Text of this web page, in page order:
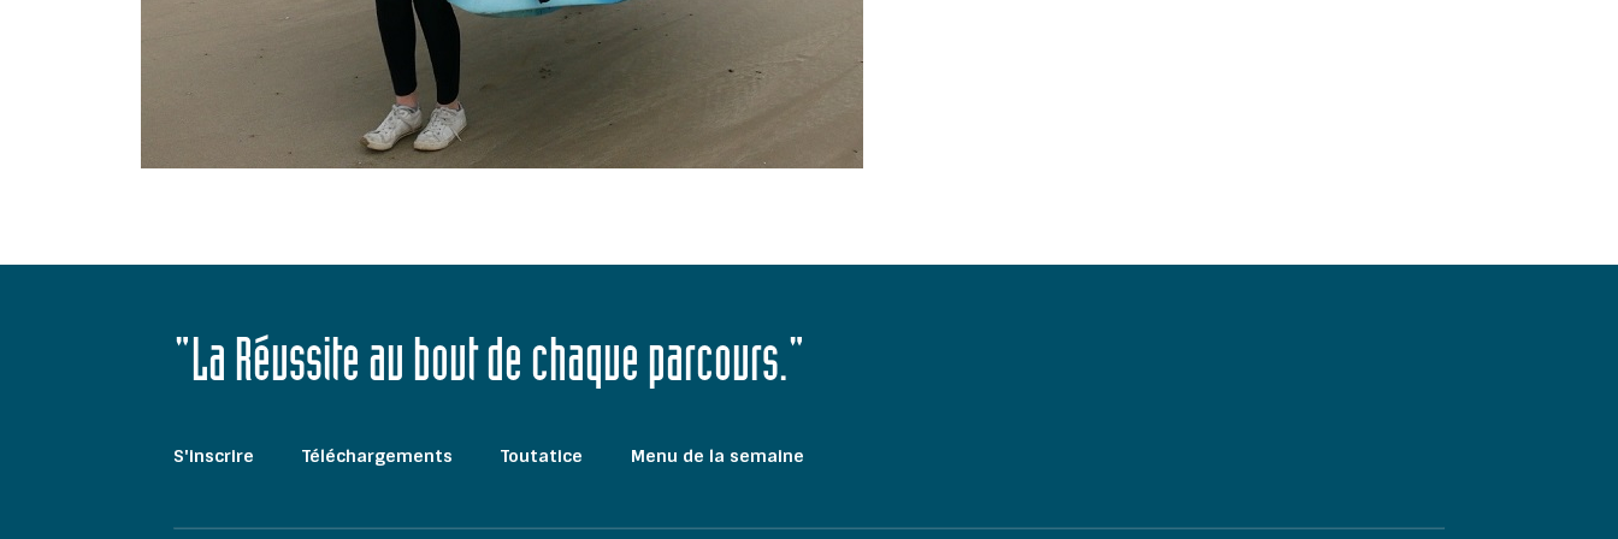
"La Réussite au bout de chaque parcours."
S'inscrire Téléchargements Toutatice Menu de la semaine